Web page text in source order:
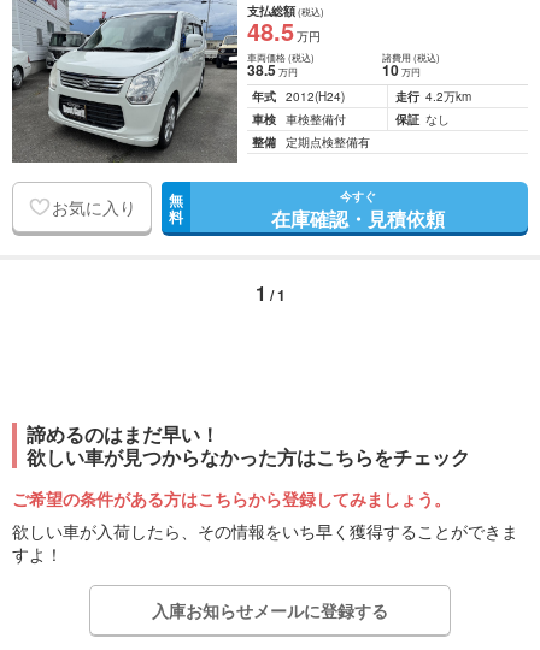
支払総額(税込)
48.5万円
車両価格(税込)
38.5万円
諸費用 (税込)
10 万円
年式 2012(H24) 走行 4.2万km
車検 車検整備付 保証 なし
整備 定期点検整備有
お気に入り 無
料
今すぐ
在庫確認・見積依頼
1 / 1
諦めるのはまだ早い！
欲しい車が見つからなかった方はこちらをチェック
ご希望の条件がある方はこちらから登録してみましょう。
欲しい車が入荷したら、その情報をいち早く獲得することができま
すよ！
入庫お知らせメールに登録する